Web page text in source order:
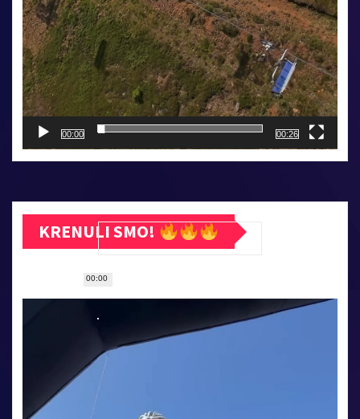
00:00
00:00
00:26
KRENULI SMO!
Прегледач